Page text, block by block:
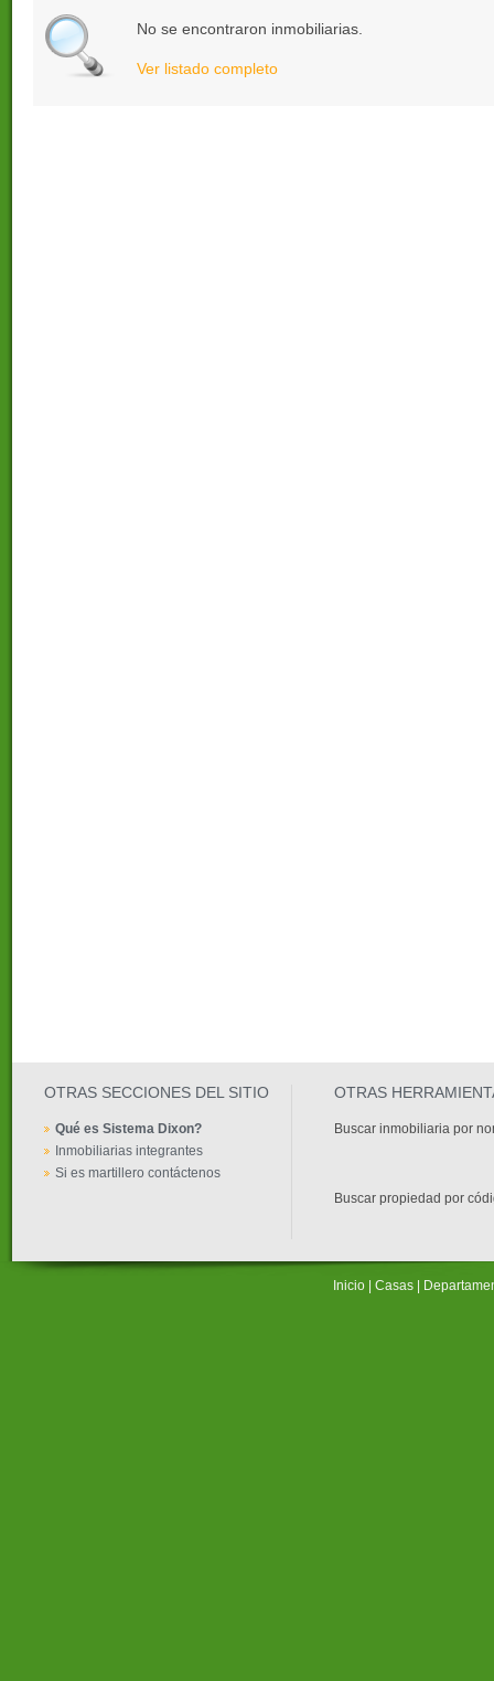
No se encontraron inmobiliarias.
Ver listado completo
OTRAS SECCIONES DEL SITIO
Qué es Sistema Dixon?
Inmobiliarias integrantes
Si es martillero contáctenos
OTRAS
Buscar inmobiliaria por
Buscar propiedad por
Inicio| Casas|